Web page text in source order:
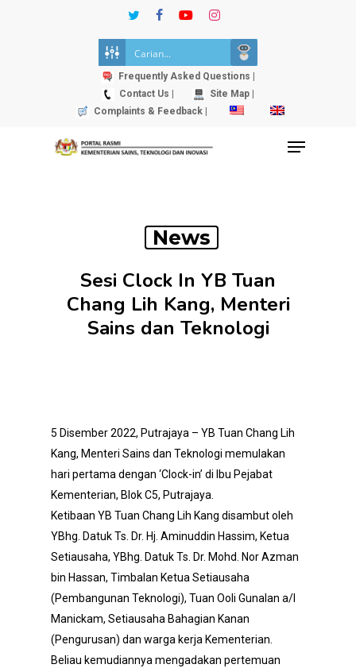
twitterfacebookyoutubeinstagram
Frequently Asked Questions |
Contact Us |
Site Map |
Complaints & Feedback |
Menu
News
Sesi Clock In YB Tuan
Chang Lih Kang, Menteri
Sains dan Teknologi
5 Disember 2022, Putrajaya – YB Tuan Chang Lih
Kang, Menteri Sains dan Teknologi memulakan
hari pertama dengan ‘Clock-in’ di Ibu Pejabat
Kementerian, Blok C5, Putrajaya.
Ketibaan YB Tuan Chang Lih Kang disambut oleh
YBhg. Datuk Ts. Dr. Hj. Aminuddin Hassim, Ketua
Setiausaha, YBhg. Datuk Ts. Dr. Mohd. Nor Azman
bin Hassan, Timbalan Ketua Setiausaha
(Pembangunan Teknologi), Tuan Ooli Gunalan a/l
Manickam, Setiausaha Bahagian Kanan
(Pengurusan) dan warga kerja Kementerian.
Beliau kemudiannya mengadakan pertemuan